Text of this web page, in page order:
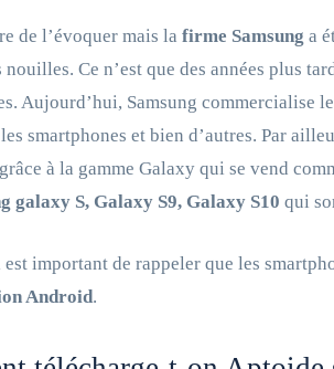
de l’évoquer mais la firme Samsung a
nouilles. Ce n’est que des années plus
Aujourd’hui, Samsung commercialise
smartphones et bien d’autres. Par
à la gamme Galaxy qui se vend
galaxy S, Galaxy S9, Galaxy S10 qui
important de rappeler que les
Android.